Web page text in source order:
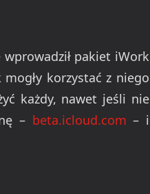
pakiet iWork
korzystać z niego
każdy, nawet jeśli nie
– beta.icloud.com – i